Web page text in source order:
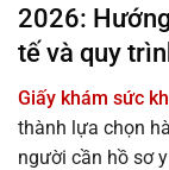
2026:
tế và quy
Giấy khám sức
thành lựa chọn
người cần hồ sơ